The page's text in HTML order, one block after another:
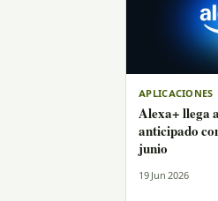
APLICACIONES
Alexa+ llega
anticipado
junio
19 Jun 2026